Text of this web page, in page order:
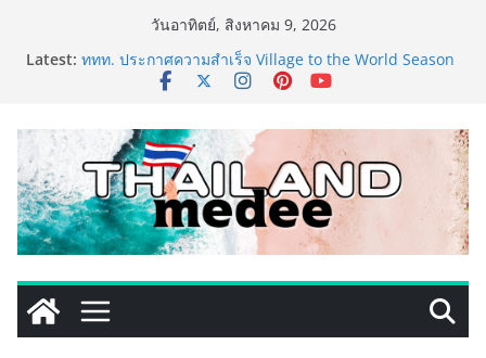
วันอาทิตย์, สิงหาคม 9, 2026
Latest: ททท. ประกาศความสำเร็จ Village to the World Season
5 ผนึก 9 พันธมิตร ขับเคลื่อน ESG Tourism สืบสานพระ
เหิงลี่ แมนูแฟคเจอริ่ง เทคโนโลยี (ไทยแลนด์) เปิดโรงงาน
แห่งใหม่ในชลบุรี เดินหน้าขยายฐานการผลิตสู่เอเชียตะวัน
ออกเฉียงใต้ เสริมแกร่งยุทธศาสตร์ระดับโลก
LORDNINE จัดศึกคนดังสายเกม ไทย ปะทะ ฟิลิปปินส์ ใน
“Rise of the Tenth Lord” เปิดสงครามกิลด์ข้ามประเทศ
ฉลองเซิร์ฟเวอร์ใหม่ เฮเลนา
PIPPER STANDARD® เปิดตัวแชมพูอาบน้ำ และ โฟมอาบ
แห้งสัตว์เลี้ยง ชูนวัตกรรมพลังธรรมชาติ “Zero-Residue”
เลียขนได้ ปลอดภัย ไร้สารตกค้าง
เริ่มแล้ว! อ.ต.ก.แฟร์ 4 ภาค @ภาคกลาง “มนต์เสน่ห์เกษตร
ไทย สู่ใจกลางมหานคร” ชวนชิม ช้อป สินค้าเกษตร